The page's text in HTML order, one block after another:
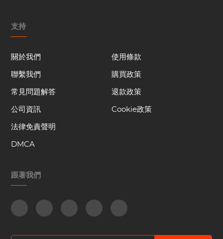
支持
關於我們
聯繫我們
常見問題解答
公司資訊
法律免責聲明
DMCA
使用條款
購買政策
退款政策
Cookie政策
跟著我們